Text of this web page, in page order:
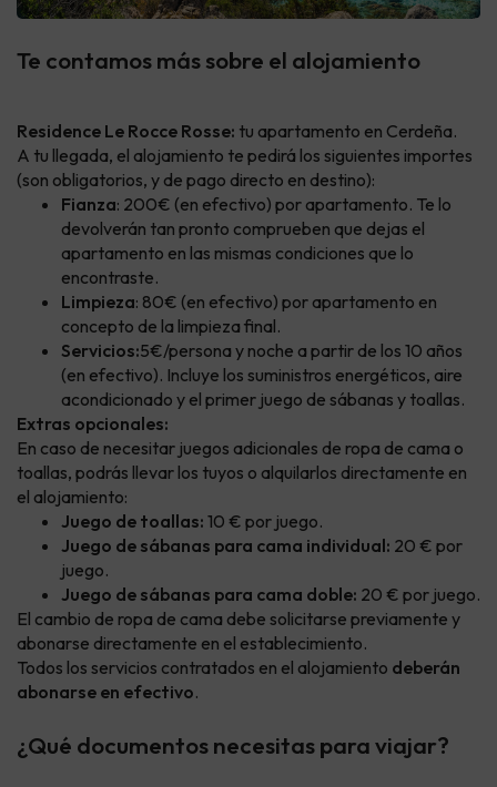
Te contamos más sobre el alojamiento
Residence Le Rocce Rosse: tu apartamento en Cerdeña.
A tu llegada, el alojamiento te pedirá los siguientes importes
(son obligatorios, y de pago directo en destino):
Fianza: 200€ (en efectivo) por apartamento. Te lo
devolverán tan pronto comprueben que dejas el
apartamento en las mismas condiciones que lo
encontraste.
Limpieza: 80€ (en efectivo) por apartamento en
concepto de la limpieza final.
Servicios:5€/persona y noche a partir de los 10 años
(en efectivo). Incluye los suministros energéticos, aire
acondicionado y el primer juego de sábanas y toallas.
Extras opcionales:
En caso de necesitar juegos adicionales de ropa de cama o
toallas, podrás llevar los tuyos o alquilarlos directamente en
el alojamiento:
Juego de toallas: 10 € por juego.
Juego de sábanas para cama individual: 20 € por
juego.
Juego de sábanas para cama doble: 20 € por juego.
El cambio de ropa de cama debe solicitarse previamente y
abonarse directamente en el establecimiento.
Todos los servicios contratados en el alojamiento deberán
abonarse en efectivo.
¿Qué documentos necesitas para viajar?